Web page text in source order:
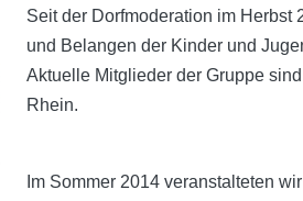
Seit der Dorfmoderation im Herbst
und Belangen der Kinder und
Aktuelle Mitglieder der Gruppe
Rhein.
Im Sommer 2014 veranstalteten